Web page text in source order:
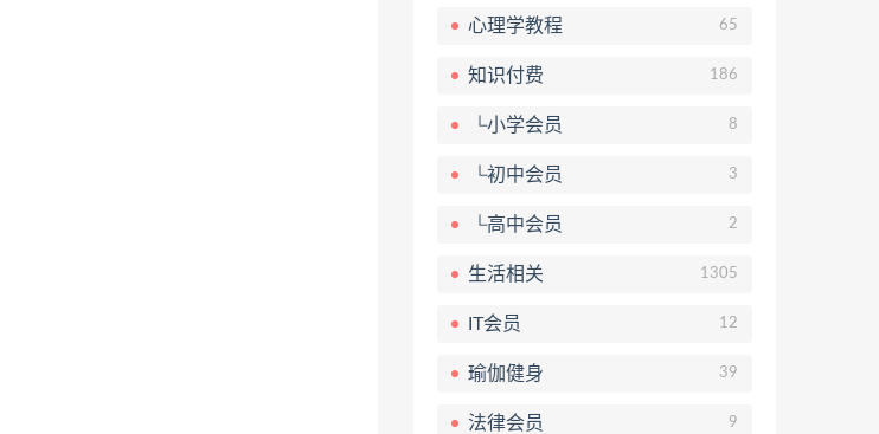
心理学教程 65
知识付费 186
└小学会员 8
└初中会员 3
└高中会员 2
生活相关 1305
IT会员 12
瑜伽健身 39
法律会员 9